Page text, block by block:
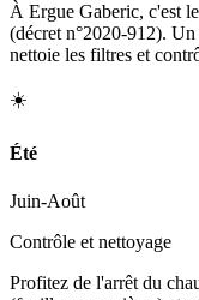
À Ergue Gaberic, c'est
(décret n°2020-912).
nettoie les filtres et
☀️
Été
Juin-Août
Contrôle et nettoyage
Profitez de l'arrêt du